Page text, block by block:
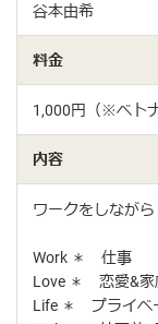
谷本由希
料金
1,000円（※ベト
内容
ワークをしながら
Work ＊ 仕事
Love ＊ 恋愛&家
Life ＊ プライベ